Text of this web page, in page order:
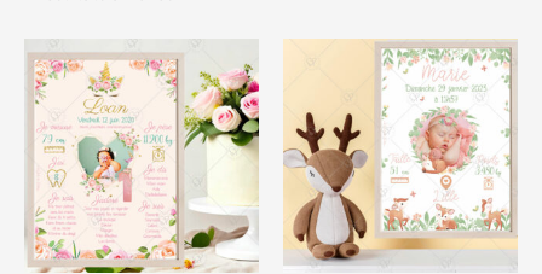
de
prix :
9,99€
à
35,99€
Ce
produit
a
plusieurs
variations.
options
peuvent
être
Plage
de
prix :
8,00€
35,99€
Ce
produit
a
plusieurs
variations.
Les
options
peuvent
être